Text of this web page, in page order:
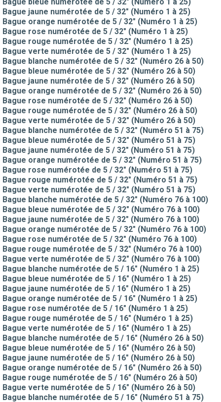
Bague jaune numérotée de 5 / 32" (Numéro 1 à 25)
Bague orange numérotée de 5 / 32" (Numéro 1 à 25)
Bague rose numérotée de 5 / 32" (Numéro 1 à 25)
Bague rouge numérotée de 5 / 32" (Numéro 1 à 25)
Bague verte numérotée de 5 / 32" (Numéro 1 à 25)
Bague blanche numérotée de 5 / 32" (Numéro 26 à 50)
Bague bleue numérotée de 5 / 32" (Numéro 26 à 50)
Bague jaune numérotée de 5 / 32" (Numéro 26 à 50)
Bague orange numérotée de 5 / 32" (Numéro 26 à 50)
Bague rose numérotée de 5 / 32" (Numéro 26 à 50)
Bague rouge numérotée de 5 / 32" (Numéro 26 à 50)
Bague verte numérotée de 5 / 32" (Numéro 26 à 50)
Bague blanche numérotée de 5 / 32" (Numéro 51 à 75)
Bague bleue numérotée de 5 / 32" (Numéro 51 à 75)
Bague jaune numérotée de 5 / 32" (Numéro 51 à 75)
Bague orange numérotée de 5 / 32" (Numéro 51 à 75)
Bague rose numérotée de 5 / 32" (Numéro 51 à 75)
Bague rouge numérotée de 5 / 32" (Numéro 51 à 75)
Bague verte numérotée de 5 / 32" (Numéro 51 à 75)
Bague blanche numérotée de 5 / 32" (Numéro 76 à 100)
Bague bleue numérotée de 5 / 32" (Numéro 76 à 100)
Bague jaune numérotée de 5 / 32" (Numéro 76 à 100)
Bague orange numérotée de 5 / 32" (Numéro 76 à 100)
Bague rose numérotée de 5 / 32" (Numéro 76 à 100)
Bague rouge numérotée de 5 / 32" (Numéro 76 à 100)
Bague verte numérotée de 5 / 32" (Numéro 76 à 100)
Bague blanche numérotée de 5 / 16" (Numéro 1 à 25)
Bague bleue numérotée de 5 / 16" (Numéro 1 à 25)
Bague jaune numérotée de 5 / 16" (Numéro 1 à 25)
Bague orange numérotée de 5 / 16" (Numéro 1 à 25)
Bague rose numérotée de 5 / 16" (Numéro 1 à 25)
Bague rouge numérotée de 5 / 16" (Numéro 1 à 25)
Bague verte numérotée de 5 / 16" (Numéro 1 à 25)
Bague blanche numérotée de 5 / 16" (Numéro 26 à 50)
Bague bleue numérotée de 5 / 16" (Numéro 26 à 50)
Bague jaune numérotée de 5 / 16" (Numéro 26 à 50)
Bague orange numérotée de 5 / 16" (Numéro 26 à 50)
Bague rouge numérotée de 5 / 16" (Numéro 26 à 50)
Bague verte numérotée de 5 / 16" (Numéro 26 à 50)
Bague blanche numérotée de 5 / 16" (Numéro 51 à 75)